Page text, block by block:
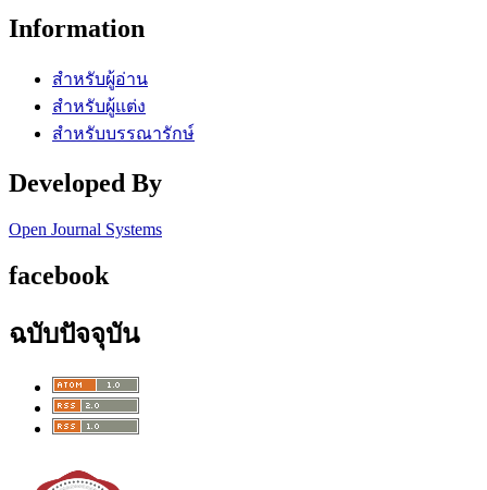
Information
สำหรับผู้อ่าน
สำหรับผู้แต่ง
สำหรับบรรณารักษ์
Developed By
Open Journal Systems
facebook
ฉบับปัจจุบัน